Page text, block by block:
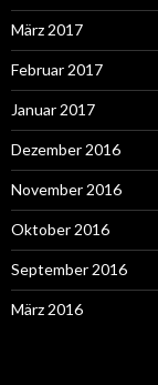
März 2017
Februar 2017
Januar 2017
Dezember 2016
November 2016
Oktober 2016
September 2016
März 2016